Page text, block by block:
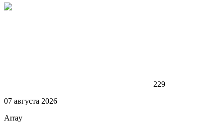
229
07 августа 2026
Array